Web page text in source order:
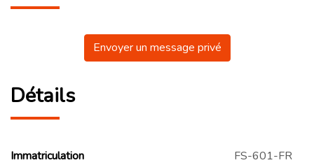
Envoyer un message privé
Détails
Immatriculation
FS-601-FR